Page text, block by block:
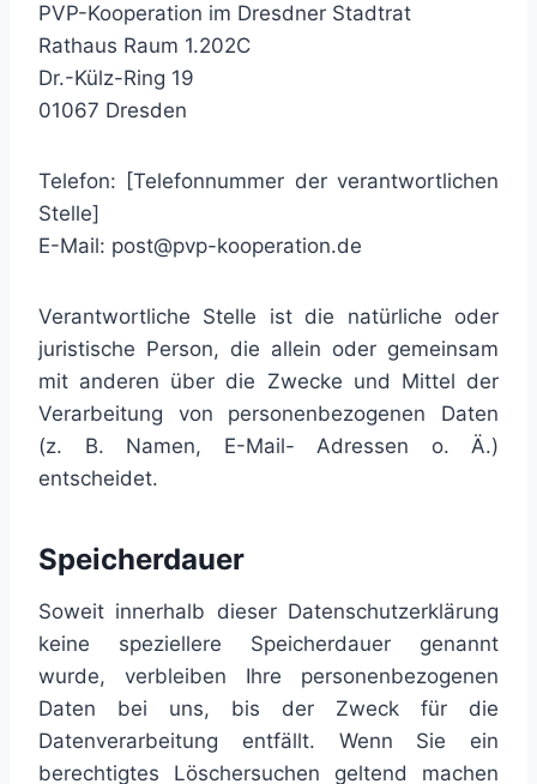
PVP-Kooperation im Dresdner Stadtrat
Rathaus Raum 1.202C
Dr.-Külz-Ring 19
01067 Dresden
Telefon: [Telefonnummer der verantwortlichen
Stelle]
E-Mail: post@pvp-kooperation.de
Verantwortliche Stelle ist die natürliche oder
juristische Person, die allein oder gemeinsam
mit anderen über die Zwecke und Mittel der
Verarbeitung von personenbezogenen Daten
(z. B. Namen, E-Mail- Adressen o. Ä.)
entscheidet.
Speicherdauer
Soweit innerhalb dieser Datenschutzerklärung
keine speziellere Speicherdauer genannt
wurde, verbleiben Ihre personenbezogenen
Daten bei uns, bis der Zweck für die
Datenverarbeitung entfällt. Wenn Sie ein
berechtigtes Löschersuchen geltend machen